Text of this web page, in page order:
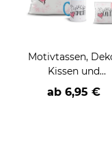
Motivtassen,
Kissen und
Geschenke-Sets
die Familie
ab 6,95 €